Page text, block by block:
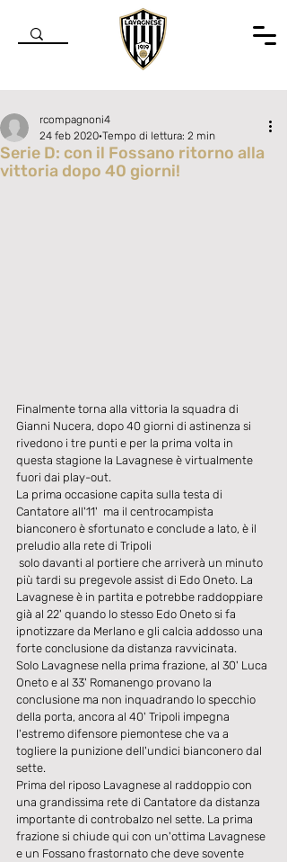
Serie D: con il Fossano ritorno alla
vittoria dopo 40 giorni!
rcompagnoni4
24 feb 2020 Tempo di lettura: 2 min
Finalmente torna alla vittoria la squadra di
Gianni Nucera, dopo 40 giorni di astinenza si
rivedono i tre punti e per la prima volta in
questa stagione la Lavagnese è virtualmente
fuori dai play-out.
La prima occasione capita sulla testa di
Cantatore all'11'  ma il centrocampista
bianconero è sfortunato e conclude a lato, è il
preludio alla rete di Tripoli
più tardi su pregevole assist di Edo Oneto. La
Lavagnese è in partita e potrebbe raddoppiare
già al 22' quando lo stesso Edo Oneto si fa
ipnotizzare da Merlano e gli calcia addosso una
forte conclusione da distanza ravvicinata.
Solo Lavagnese nella prima frazione, al 30' Luca
Oneto e al 33' Romanengo provano la
conclusione ma non inquadrando lo specchio
della porta, ancora al 40' Tripoli impegna
l'estremo difensore piemontese che va a
togliere la punizione dell'undici bianconero dal
sette.
Prima del riposo Lavagnese al raddoppio con
una grandissima rete di Cantatore da distanza
importante di controbalzo nel sette. La prima
frazione si chiude qui con un'ottima Lavagnese
e un Fossano frastornato che deve sovente